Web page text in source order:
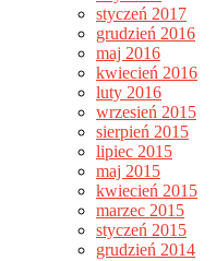
styczeń 2017
grudzień 2016
maj 2016
kwiecień 2016
luty 2016
wrzesień 2015
sierpień 2015
lipiec 2015
maj 2015
kwiecień 2015
marzec 2015
styczeń 2015
grudzień 2014